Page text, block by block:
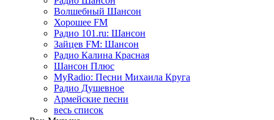
Волшебный Шансон
Хорошее FM
Радио 101.ru: Шансон
Зайцев FM: Шансон
Радио Калина Красная
Шансон Плюс
MyRadio: Песни Михаила Круга
Радио Душевное
Армейские песни
весь список